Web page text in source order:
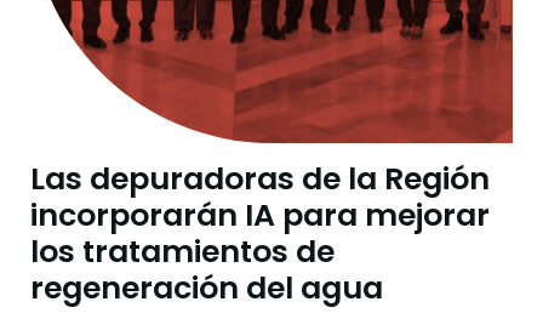
Las depuradoras de la Región
incorporarán IA para mejorar
los tratamientos de
regeneración del agua